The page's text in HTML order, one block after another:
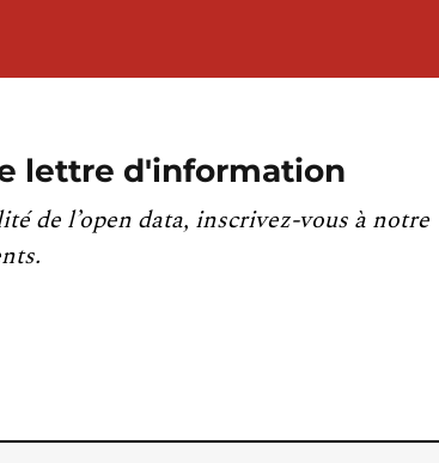
lettre d'information
de l’open data, inscrivez-vous à notre